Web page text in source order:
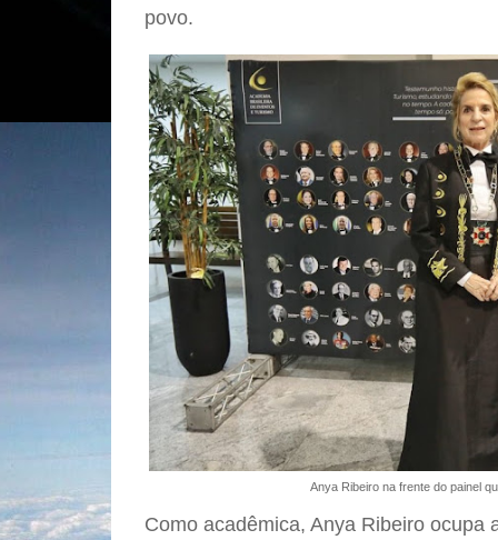
povo.
Anya Ribeiro na frente do painel
Como acadêmica, Anya Ribeiro ocupa